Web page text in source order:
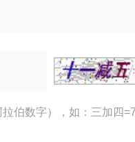
伯数字），如：三加四